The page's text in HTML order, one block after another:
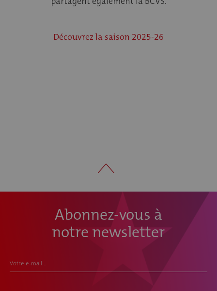
Découvrez la saison 2025-26
Abonnez-vous à
notre newsletter
Votre e-mail...